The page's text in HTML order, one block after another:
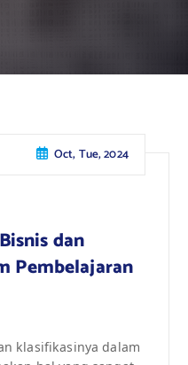
Oct, Tue, 2024
dan
Pembelajaran
klasifikasinya dalam